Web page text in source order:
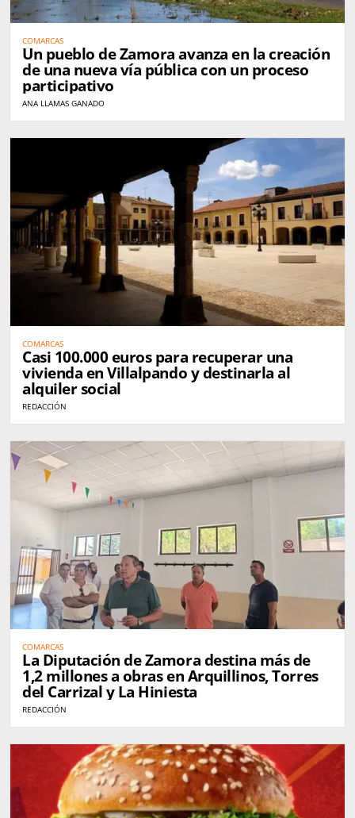
COMARCAS
Un pueblo de Zamora avanza en la creación
de una nueva vía pública con un proceso
participativo
ANA LLAMAS GANADO
COMARCAS
Casi 100.000 euros para recuperar una
vivienda en Villalpando y destinarla al
alquiler social
REDACCIÓN
COMARCAS
La Diputación de Zamora destina más de
1,2 millones a obras en Arquillinos, Torres
del Carrizal y La Hiniesta
REDACCIÓN